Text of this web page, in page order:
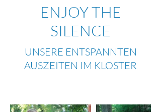
ENJOY THE
SILENCE
UNSERE ENTSPANNTEN
AUSZEITEN IM KLOSTER